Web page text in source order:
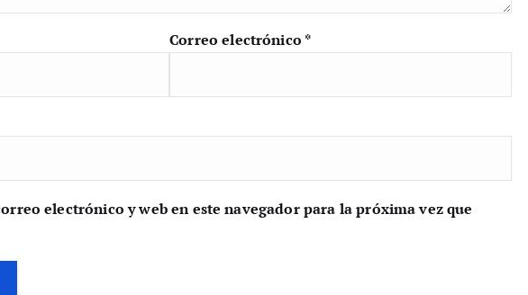
Correo electrónico *
electrónico y web en este navegador para la próxima vez que